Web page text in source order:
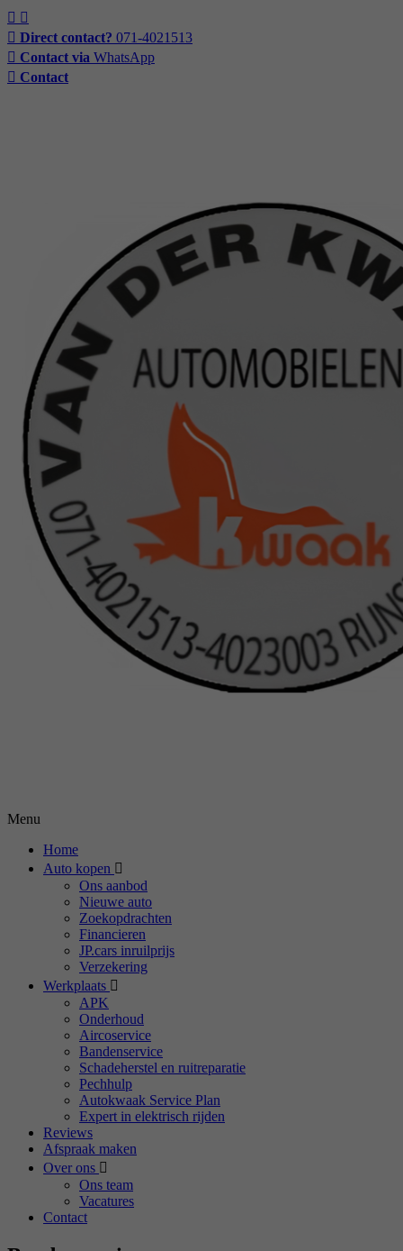
Direct contact? 071-4021513
Contact via WhatsApp
Contact
Menu
Home
Auto kopen
Ons aanbod
Nieuwe auto
Zoekopdrachten
Financieren
JP.cars inruilprijs
Verzekering
Werkplaats
APK
Onderhoud
Aircoservice
Bandenservice
Schadeherstel en ruitreparatie
Pechhulp
Autokwaak Service Plan
Expert in elektrisch rijden
Reviews
Afspraak maken
Over ons
Ons team
Vacatures
Contact